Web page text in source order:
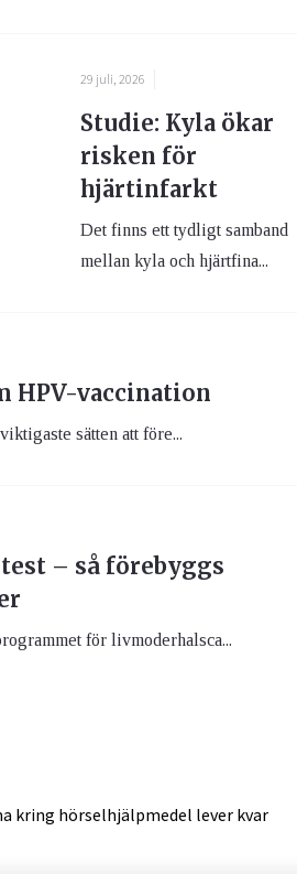
29 juli, 2026
Studie: Kyla ökar
risken för
hjärtinfarkt
Det finns ett tydligt samband
mellan kyla och hjärtfina...
HPV-vaccination
sätten att före...
– så förebyggs
för livmoderhalsca...